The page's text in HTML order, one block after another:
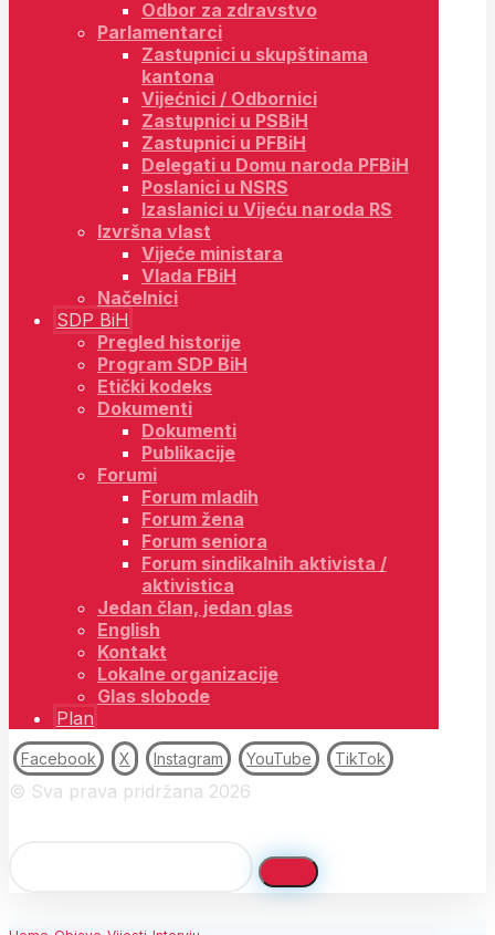
Odbor za zdravstvo
Parlamentarci
Zastupnici u skupštinama
kantona
Vijećnici / Odbornici
Zastupnici u PSBiH
Zastupnici u PFBiH
Delegati u Domu naroda PFBiH
Poslanici u NSRS
Izaslanici u Vijeću naroda RS
Izvršna vlast
Vijeće ministara
Vlada FBiH
Načelnici
SDP BiH
Pregled historije
Program SDP BiH
Etički kodeks
Dokumenti
Dokumenti
Publikacije
Forumi
Forum mladih
Forum žena
Forum seniora
Forum sindikalnih aktivista /
aktivistica
Jedan član, jedan glas
English
Kontakt
Lokalne organizacije
Glas slobode
Plan
Facebook X Instagram YouTube TikTok
© Sva prava pridržana 2026